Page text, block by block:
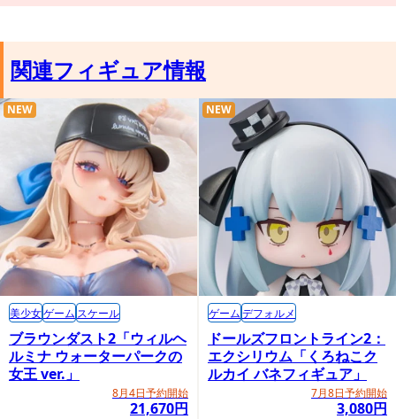
プレミアムバンダイ内商品購入ページ
関連フィギュア情報
ブラウンダスト2「ウィルヘ
ルミナ ウォーターパークの
女王 ver.」
8月4日予約開始
21,670円
NEW
美少女ゲーム スケール
ドールズフロントライン2：
エクシリウム「くろねこク
ルカイ バネフィギュア」
7月8日予約開始
3,080円
NEW
ゲームデフォルメ